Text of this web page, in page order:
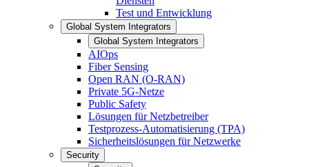
Test und Entwicklung
Global System Integrators
Global System Integrators
AIOps
Fiber Sensing
Open RAN (O-RAN)
Private 5G-Netze
Public Safety
Lösungen für Netzbetreiber
Testprozess-Automatisierung (TPA)
Sicherheitslösungen für Netzwerke
Security